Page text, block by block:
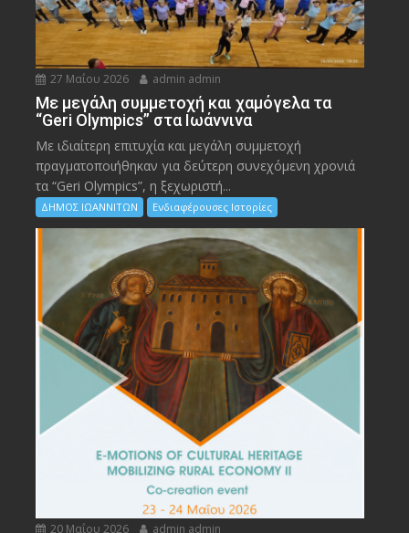
27 Μαΐου 2026 admin admin
Με μεγάλη συμμετοχή και χαμόγελα τα
“Geri Olympics” στα Ιωάννινα
Με ιδιαίτερη επιτυχία και μεγάλη συμμετοχή
πραγματοποιήθηκαν για δεύτερη συνεχόμενη χρονιά
τα “Geri Olympics”, η ξεχωριστή...
ΔΗΜΟΣ ΙΩΑΝΝΙΤΩΝ Ενδιαφέρουσες Ιστορίες
20 Μαΐου 2026 admin admin